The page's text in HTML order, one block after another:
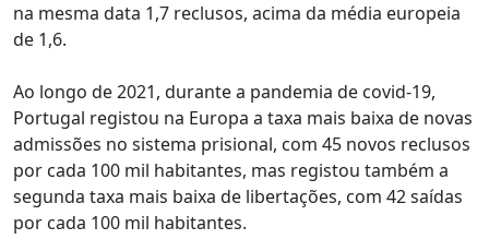
na mesma data 1,7 reclusos, acima da média europeia
de 1,6.
Ao longo de 2021, durante a pandemia de covid-19,
Portugal registou na Europa a taxa mais baixa de novas
admissões no sistema prisional, com 45 novos reclusos
por cada 100 mil habitantes, mas registou também a
segunda taxa mais baixa de libertações, com 42 saídas
por cada 100 mil habitantes.